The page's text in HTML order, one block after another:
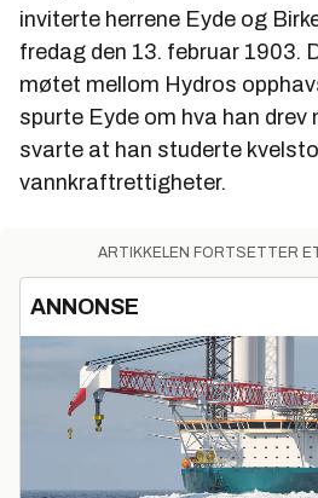
inviterte herrene Eyde og
fredag den 13. februar 1903.
møtet mellom Hydros
spurte Eyde om hva han drev
svarte at han studerte
vannkraftrettigheter.
ARTIKKELEN FORTSETTER
ANNONSE